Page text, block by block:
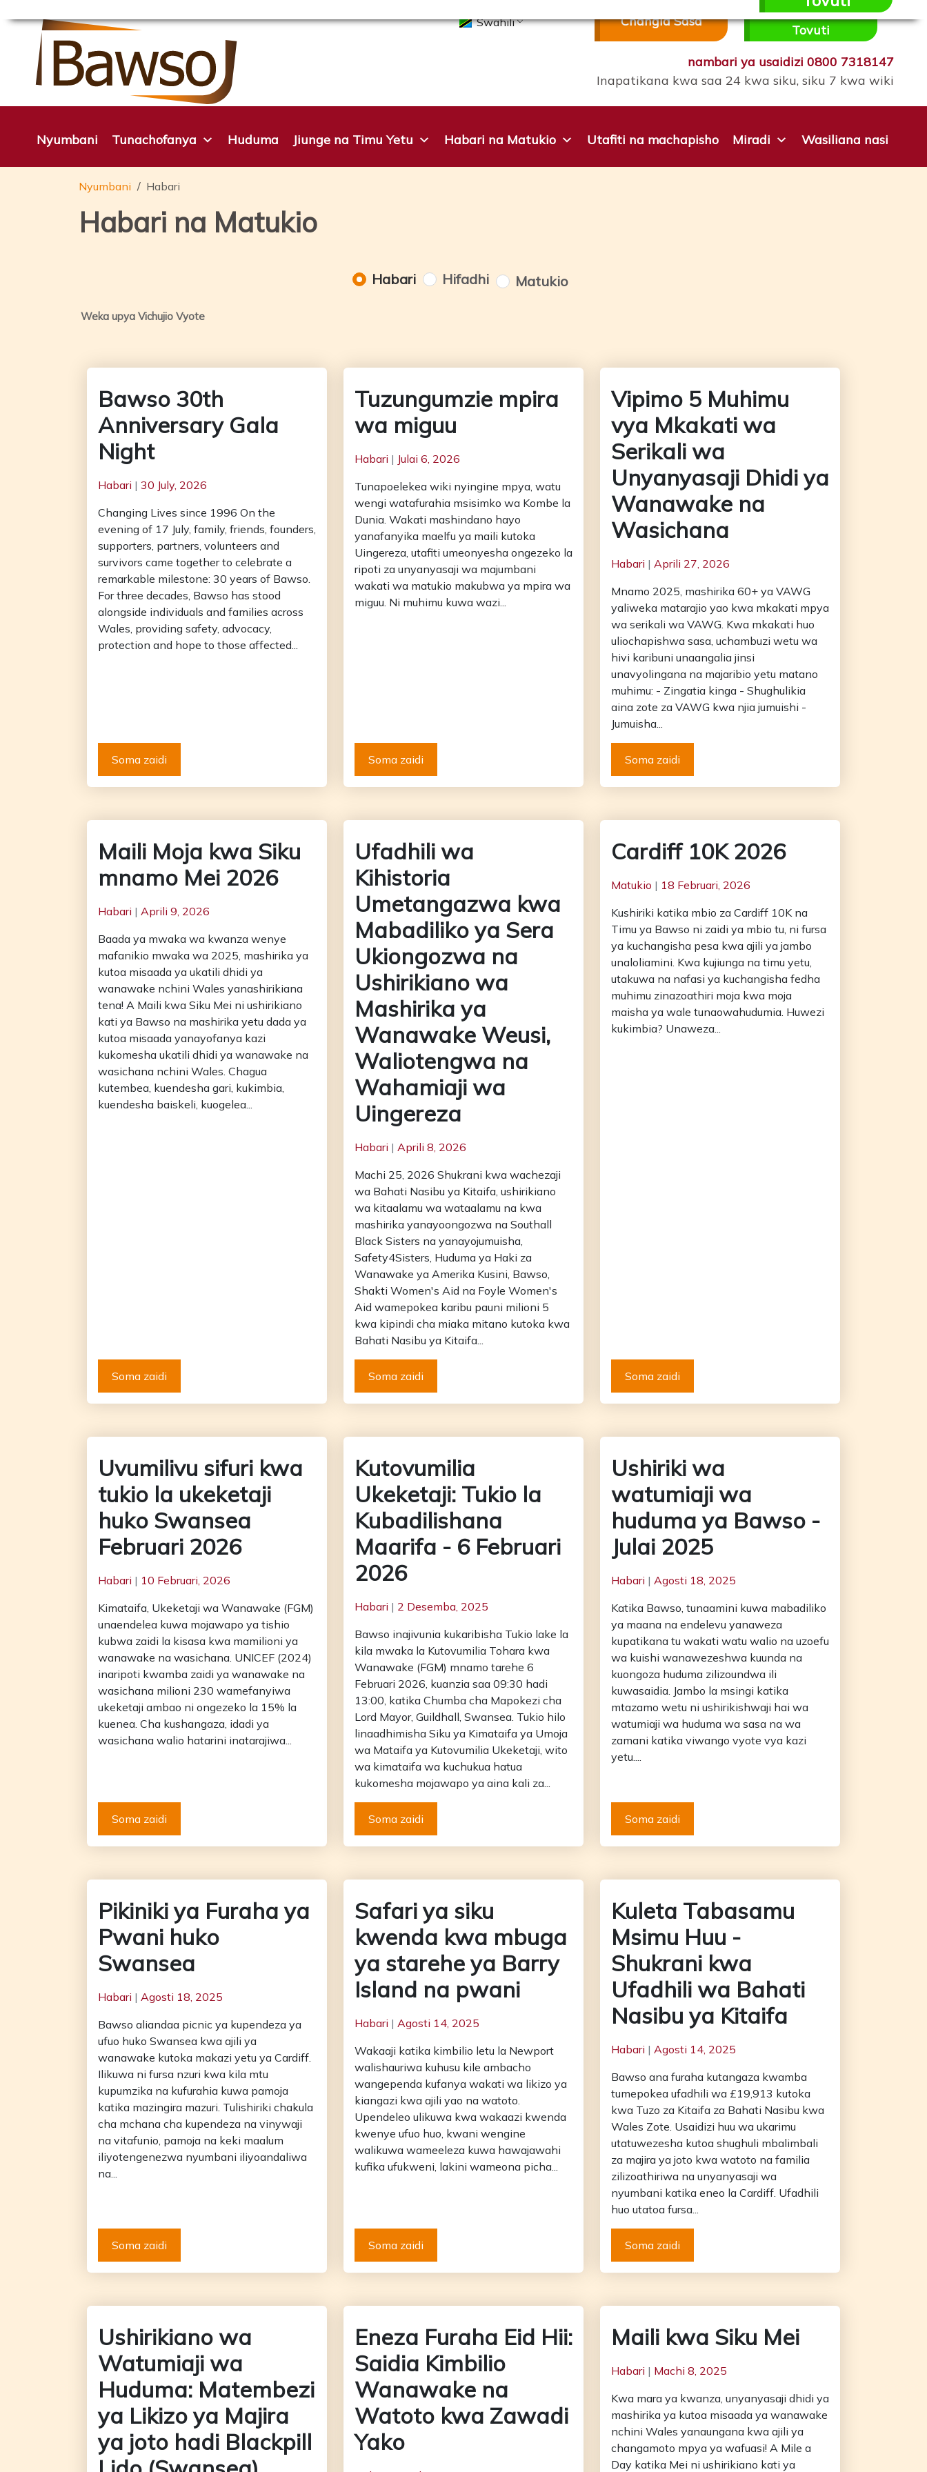
hadi
yaliyomo
Swahili Changia Sasa
Ondoka kwenye
Tovuti
nambari ya usaidizi 0800 7318147
Inapatikana kwa saa 24 kwa siku, siku 7 kwa wiki
Nyumbani Tunachofanya Huduma Jiunge na Timu Yetu Habari na Matukio Utafiti na machapisho Miradi Wasiliana nasi
Nyumbani Habari
Habari na Matukio
Habari Hifadhi Matukio
Weka upya Vichujio Vyote
Bawso 30th
Anniversary Gala
Night
Habari | 30 July, 2026
Changing Lives since 1996 On the
evening of 17 July, family, friends, founders,
supporters, partners, volunteers and
survivors came together to celebrate a
remarkable milestone: 30 years of Bawso.
For three decades, Bawso has stood
alongside individuals and families across
Wales, providing safety, advocacy,
protection and hope to those affected...
Soma zaidi
Tuzungumzie mpira
wa miguu
Habari | Julai 6, 2026
Tunapoelekea wiki nyingine mpya, watu
wengi watafurahia msisimko wa Kombe la
Dunia. Wakati mashindano hayo
yanafanyika maelfu ya maili kutoka
Uingereza, utafiti umeonyesha ongezeko la
ripoti za unyanyasaji wa majumbani
wakati wa matukio makubwa ya mpira wa
miguu. Ni muhimu kuwa wazi...
Soma zaidi
Vipimo 5 Muhimu
vya Mkakati wa
Serikali wa
Unyanyasaji Dhidi ya
Wanawake na
Wasichana
Habari | Aprili 27, 2026
Mnamo 2025, mashirika 60+ ya VAWG
yaliweka matarajio yao kwa mkakati mpya
wa serikali wa VAWG. Kwa mkakati huo
uliochapishwa sasa, uchambuzi wetu wa
hivi karibuni unaangalia jinsi
unavyolingana na majaribio yetu matano
muhimu: - Zingatia kinga - Shughulikia
aina zote za VAWG kwa njia jumuishi -
Jumuisha...
Soma zaidi
Maili Moja kwa Siku
mnamo Mei 2026
Habari | Aprili 9, 2026
Baada ya mwaka wa kwanza wenye
mafanikio mwaka wa 2025, mashirika ya
kutoa misaada ya ukatili dhidi ya
wanawake nchini Wales yanashirikiana
tena! A Maili kwa Siku Mei ni ushirikiano
kati ya Bawso na mashirika yetu dada ya
kutoa misaada yanayofanya kazi
kukomesha ukatili dhidi ya wanawake na
wasichana nchini Wales. Chagua
kutembea, kuendesha gari, kukimbia,
kuendesha baiskeli, kuogelea...
Soma zaidi
Ufadhili wa
Kihistoria
Umetangazwa kwa
Mabadiliko ya Sera
Ukiongozwa na
Ushirikiano wa
Mashirika ya
Wanawake Weusi,
Waliotengwa na
Wahamiaji wa
Uingereza
Habari | Aprili 8, 2026
Machi 25, 2026 Shukrani kwa wachezaji
wa Bahati Nasibu ya Kitaifa, ushirikiano
wa kitaalamu wa wataalamu na kwa
mashirika yanayoongozwa na Southall
Black Sisters na yanayojumuisha,
Safety4Sisters, Huduma ya Haki za
Wanawake ya Amerika Kusini, Bawso,
Shakti Women's Aid na Foyle Women's
Aid wamepokea karibu pauni milioni 5
kwa kipindi cha miaka mitano kutoka kwa
Bahati Nasibu ya Kitaifa...
Soma zaidi
Cardiff 10K 2026
Matukio | 18 Februari, 2026
Kushiriki katika mbio za Cardiff 10K na
Timu ya Bawso ni zaidi ya mbio tu, ni fursa
ya kuchangisha pesa kwa ajili ya jambo
unaloliamini. Kwa kujiunga na timu yetu,
utakuwa na nafasi ya kuchangisha fedha
muhimu zinazoathiri moja kwa moja
maisha ya wale tunaowahudumia. Huwezi
kukimbia? Unaweza...
Soma zaidi
Uvumilivu sifuri kwa
tukio la ukeketaji
huko Swansea
Februari 2026
Habari | 10 Februari, 2026
Kimataifa, Ukeketaji wa Wanawake (FGM)
unaendelea kuwa mojawapo ya tishio
kubwa zaidi la kisasa kwa mamilioni ya
wanawake na wasichana. UNICEF (2024)
inaripoti kwamba zaidi ya wanawake na
wasichana milioni 230 wamefanyiwa
ukeketaji ambao ni ongezeko la 15% la
kuenea. Cha kushangaza, idadi ya
wasichana walio hatarini inatarajiwa...
Soma zaidi
Kutovumilia
Ukeketaji: Tukio la
Kubadilishana
Maarifa - 6 Februari
2026
Habari | 2 Desemba, 2025
Bawso inajivunia kukaribisha Tukio lake la
kila mwaka la Kutovumilia Tohara kwa
Wanawake (FGM) mnamo tarehe 6
Februari 2026, kuanzia saa 09:30 hadi
13:00, katika Chumba cha Mapokezi cha
Lord Mayor, Guildhall, Swansea. Tukio hilo
linaadhimisha Siku ya Kimataifa ya Umoja
wa Mataifa ya Kutovumilia Ukeketaji, wito
wa kimataifa wa kuchukua hatua
kukomesha mojawapo ya aina kali za...
Soma zaidi
Ushiriki wa
watumiaji wa
huduma ya Bawso -
Julai 2025
Habari | Agosti 18, 2025
Katika Bawso, tunaamini kuwa mabadiliko
ya maana na endelevu yanaweza
kupatikana tu wakati watu walio na uzoefu
wa kuishi wanawezeshwa kuunda na
kuongoza huduma zilizoundwa ili
kuwasaidia. Jambo la msingi katika
mtazamo wetu ni ushirikishwaji hai wa
watumiaji wa huduma wa sasa na wa
zamani katika viwango vyote vya kazi
yetu....
Soma zaidi
Pikiniki ya Furaha ya
Pwani huko
Swansea
Habari | Agosti 18, 2025
Bawso aliandaa picnic ya kupendeza ya
ufuo huko Swansea kwa ajili ya
wanawake kutoka makazi yetu ya Cardiff.
Ilikuwa ni fursa nzuri kwa kila mtu
kupumzika na kufurahia kuwa pamoja
katika mazingira mazuri. Tulishiriki chakula
cha mchana cha kupendeza na vinywaji
na vitafunio, pamoja na keki maalum
iliyotengenezwa nyumbani iliyoandaliwa
na...
Soma zaidi
Safari ya siku
kwenda kwa mbuga
ya starehe ya Barry
Island na pwani
Habari | Agosti 14, 2025
Wakaaji katika kimbilio letu la Newport
walishauriwa kuhusu kile ambacho
wangependa kufanya wakati wa likizo ya
kiangazi kwa ajili yao na watoto.
Upendeleo ulikuwa kwa wakaazi kwenda
kwenye ufuo huo, kwani wengine
walikuwa wameeleza kuwa hawajawahi
kufika ufukweni, lakini wameona picha...
Soma zaidi
Kuleta Tabasamu
Msimu Huu -
Shukrani kwa
Ufadhili wa Bahati
Nasibu ya Kitaifa
Habari | Agosti 14, 2025
Bawso ana furaha kutangaza kwamba
tumepokea ufadhili wa £19,913 kutoka
kwa Tuzo za Kitaifa za Bahati Nasibu kwa
Wales Zote. Usaidizi huu wa ukarimu
utatuwezesha kutoa shughuli mbalimbali
za majira ya joto kwa watoto na familia
zilizoathiriwa na unyanyasaji wa
nyumbani katika eneo la Cardiff. Ufadhili
huo utatoa fursa...
Soma zaidi
Ushirikiano wa
Watumiaji wa
Huduma: Matembezi
ya Likizo ya Majira
ya joto hadi Blackpill
Eneza Furaha Eid Hii:
Saidia Kimbilio
Wanawake na
Watoto kwa Zawadi
Yako
Maili kwa Siku Mei
Habari | Machi 8, 2025
Kwa mara ya kwanza, unyanyasaji dhidi ya
mashirika ya kutoa misaada ya wanawake
nchini Wales yanaungana kwa ajili ya
changamoto mpya ya wafuasi! A Mile a
Day katika Mei ni ushirikiano kati ya